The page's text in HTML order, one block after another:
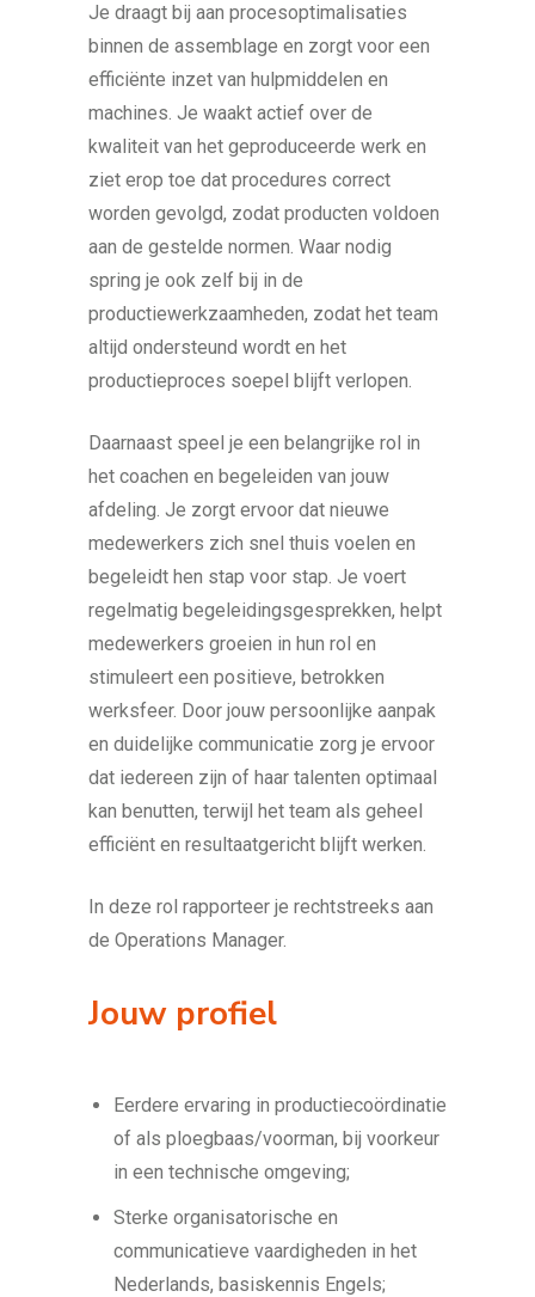
Je draagt bij aan procesoptimalisaties
binnen de assemblage en zorgt voor een
efficiënte inzet van hulpmiddelen en
machines. Je waakt actief over de
kwaliteit van het geproduceerde werk en
ziet erop toe dat procedures correct
worden gevolgd, zodat producten voldoen
aan de gestelde normen. Waar nodig
spring je ook zelf bij in de
productiewerkzaamheden, zodat het team
altijd ondersteund wordt en het
productieproces soepel blijft verlopen.
Daarnaast speel je een belangrijke rol in
het coachen en begeleiden van jouw
afdeling. Je zorgt ervoor dat nieuwe
medewerkers zich snel thuis voelen en
begeleidt hen stap voor stap. Je voert
regelmatig begeleidingsgesprekken, helpt
medewerkers groeien in hun rol en
stimuleert een positieve, betrokken
werksfeer. Door jouw persoonlijke aanpak
en duidelijke communicatie zorg je ervoor
dat iedereen zijn of haar talenten optimaal
kan benutten, terwijl het team als geheel
efficiënt en resultaatgericht blijft werken.
In deze rol rapporteer je rechtstreeks aan
de Operations Manager.
Jouw profiel
Eerdere ervaring in productiecoördinatie
of als ploegbaas/voorman, bij voorkeur
in een technische omgeving;
Sterke organisatorische en
communicatieve vaardigheden in het
Nederlands, basiskennis Engels;